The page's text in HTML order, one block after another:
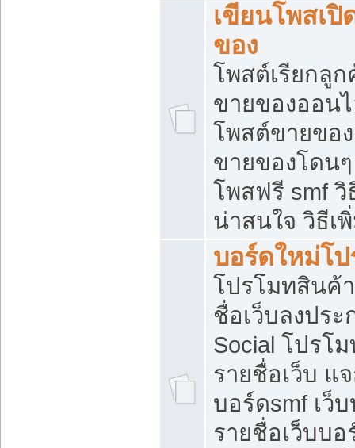
เขียนโพสเปิ
ของ
โพสต์เรียกลู
ขายของออน
โพสต์ขายขอ
ขายของโดน
โพสฟรี smf
น่าสนใจ วิธีเ
บอร์ดใหม่โ
โปรโมทสินค้
ชื่อเว็บลงปร
Social โปรโ
รายชื่อเว็บ แ
บอร์ดsmf เว็
รายชื่อเว็บบ